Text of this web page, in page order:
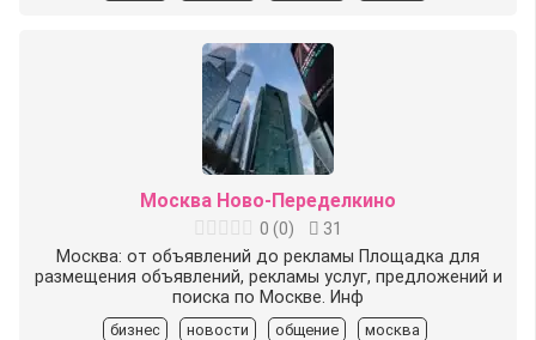
Москва Ново-Переделкино
0 (0)
31
Москва: от объявлений до рекламы Площадка для
размещения объявлений, рекламы услуг, предложений и
поиска по Москве. Инф
бизнес новости общение москва